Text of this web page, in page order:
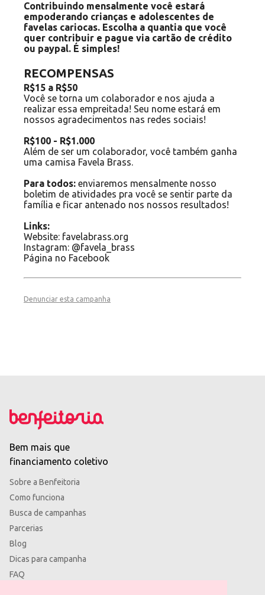
Contribuindo mensalmente você estará
empoderando crianças e adolescentes de
favelas cariocas. Escolha a quantia que você
quer contribuir e pague via cartão de crédito
ou paypal. É simples!
RECOMPENSAS
R$15 a R$50
Você se torna um colaborador e nos ajuda a
realizar essa empreitada! Seu nome estará em
nossos agradecimentos nas redes sociais!
R$100 - R$1.000
Além de ser um colaborador, você também ganha
uma camisa Favela Brass.
Para todos: enviaremos mensalmente nosso
boletim de atividades pra você se sentir parte da
família e ficar antenado nos nossos resultados!
Links:
Website: favelabrass.org
Instagram: @favela_brass
Página no Facebook
Denunciar esta campanha
Bem mais que
financiamento coletivo
Sobre a Benfeitoria
Como funciona
Busca de campanhas
Parcerias
Blog
Dicas para campanha
FAQ